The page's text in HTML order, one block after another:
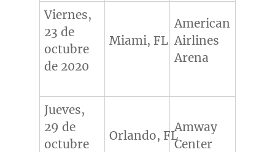
Viernes,
23 de
octubre
de 2020
Miami, FL
American
Airlines
Arena
Jueves,
29 de
octubre
Orlando, FL
Amway
Center